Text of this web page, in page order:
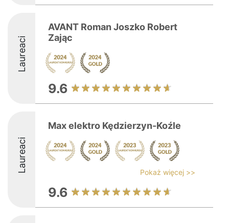
Laureaci
AVANT Roman Joszko Robert
Zając
9.6
Laureaci
Max elektro Kędzierzyn-Koźle
Pokaż więcej >>
9.6